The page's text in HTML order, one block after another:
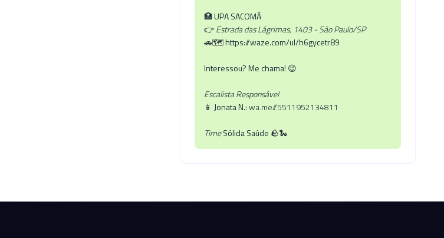
🏥UPA SACOMÃ
👉Estrada das Lágrimas, 1403 - São Paulo/SP
🚗🗺️https://waze.com/ul/h6gycetr89
Interessou? Me chama! 😉
Escalista Responsável
📱 Jonata N.:wa.me//5511952134811
TimeSólida Saúde 🪨🐍